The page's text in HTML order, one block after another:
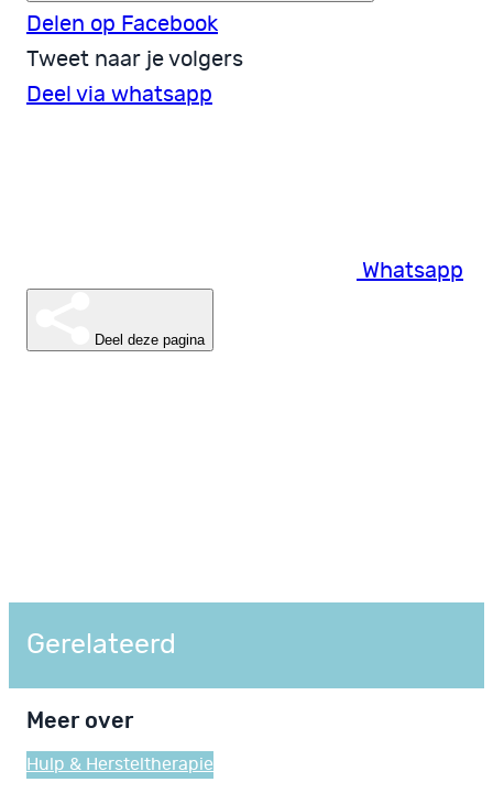
Delen op Facebook
Tweet naar je volgers
Deel via whatsapp
Whatsapp
Deel deze pagina
Gerelateerd
Meer over
Hulp & Herstel therapie